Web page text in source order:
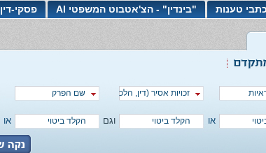
טענות "בינדין" - הצ'אטבוט המשפטי AI פסקי-דין
זכויות אסיר (דין, הלכה ומעשה)שם הפרק
או וגם או